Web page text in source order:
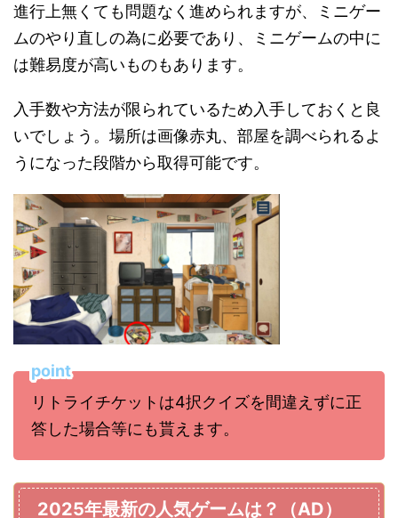
進行上無くても問題なく進められますが、ミニゲー
ムのやり直しの為に必要であり、ミニゲームの中に
は難易度が高いものもあります。
入手数や方法が限られているため入手しておくと良
いでしょう。場所は画像赤丸、部屋を調べられるよ
うになった段階から取得可能です。
point
リトライチケットは4択クイズを間違えずに正
答した場合等にも貰えます。
2025年最新の人気ゲームは？（AD）